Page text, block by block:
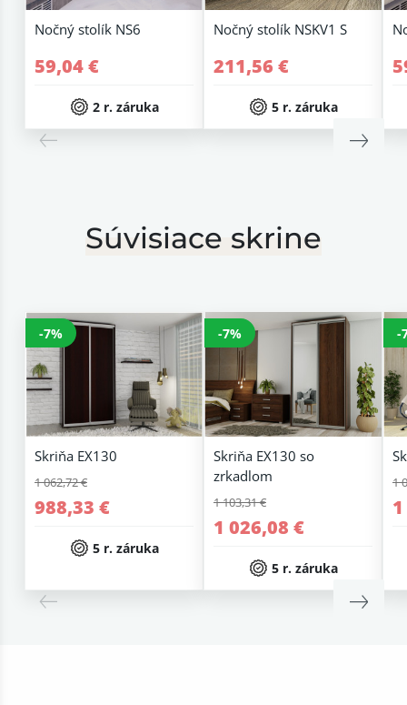
Nočný stolík NS6
59,04 €
2 r. záruka
Nočný stolík NSKV1 S
211,56 €
5 r. záruka
Súvisiace skrine
-7%
Skriňa EX130
1 062,72 €
988,33 €
5 r. záruka
-7%
Skriňa EX130 so
zrkadlom
1 103,31 €
1 026,08 €
5 r. záruka
-
1